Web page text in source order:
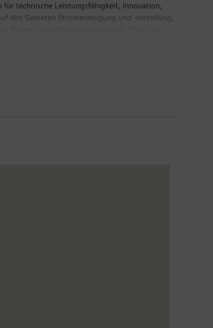
technische Leistungsfähigkeit, Innovation,
den Gebieten Stromerzeugung und -verteilung,
Schienen- und Straßenverkehr, gestaltet